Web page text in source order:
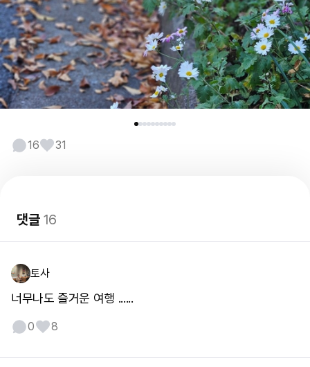
16 31
댓글16
토사
너무나도 즐거운 여행 ......
0 8